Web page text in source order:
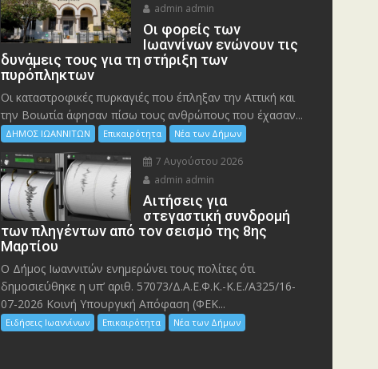
admin admin
Οι φορείς των
Ιωαννίνων ενώνουν τις
δυνάμεις τους για τη στήριξη των
πυρόπληκτων
Οι καταστροφικές πυρκαγιές που έπληξαν την Αττική και
την Bοιωτία άφησαν πίσω τους ανθρώπους που έχασαν...
ΔΗΜΟΣ ΙΩΑΝΝΙΤΩΝ Επικαιρότητα Νέα των Δήμων
7 Αυγούστου 2026
admin admin
Αιτήσεις για
στεγαστική συνδρομή
των πληγέντων από τον σεισμό της 8ης
Μαρτίου
Ο Δήμος Ιωαννιτών ενημερώνει τους πολίτες ότι
δημοσιεύθηκε η υπ’ αριθ. 57073/Δ.Α.Ε.Φ.Κ.-Κ.Ε./Α325/16-
07-2026 Κοινή Υπουργική Απόφαση (ΦΕΚ...
Ειδήσεις Ιωαννίνων Επικαιρότητα Νέα των Δήμων